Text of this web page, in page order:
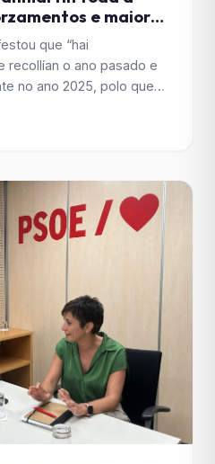
e maior
para poder
que “hai
recollían o ano pasado e
no ano 2025, polo que
detallado no que se